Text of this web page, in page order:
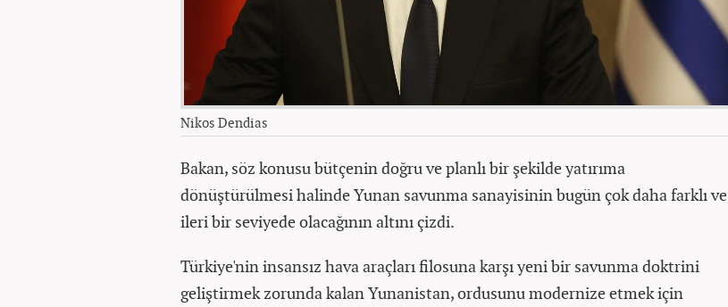
Nikos Dendias
Bakan, söz konusu bütçenin doğru ve planlı bir şekilde yatırıma
dönüştürülmesi halinde Yunan savunma sanayisinin bugün çok daha farklı ve
ileri bir seviyede olacağının altını çizdi.
Türkiye'nin insansız hava araçları filosuna karşı yeni bir savunma doktrini
geliştirmek zorunda kalan Yunanistan, ordusunu modernize etmek için